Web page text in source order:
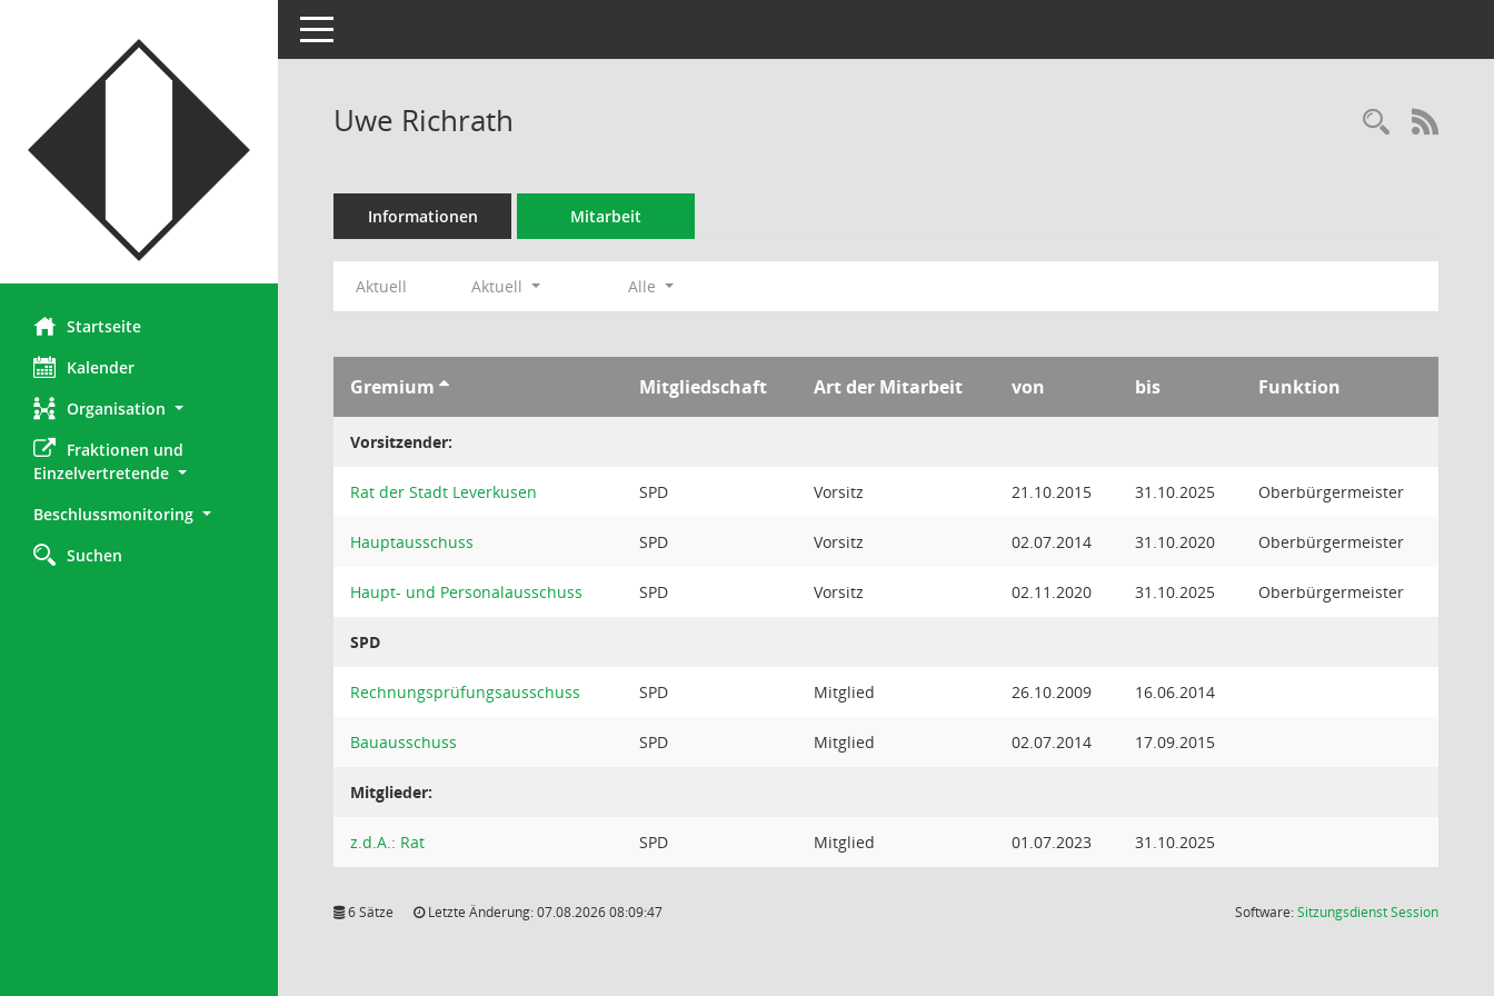
Startseite
Kalender
Organisation
Fraktionen und
Einzelvertretende
Beschlussmonitoring
Suchen
Toggle navigation
Uwe Richrath
Informationen Mitarbeit
Aktuell Aktuell Alle
Gremium Mitgliedschaft Art der Mitarbeit von bis Funktion
Vorsitzender:
Rat der Stadt Leverkusen SPD Vorsitz 21.10.2015 31.10.2025 Oberbürgermeister
Hauptausschuss SPD Vorsitz 02.07.2014 31.10.2020 Oberbürgermeister
Haupt- und Personalausschuss SPD Vorsitz 02.11.2020 31.10.2025 Oberbürgermeister
SPD
Rechnungsprüfungsausschuss SPD Mitglied 26.10.2009 16.06.2014
Bauausschuss SPD Mitglied 02.07.2014 17.09.2015
Mitglieder:
z.d.A.: Rat SPD Mitglied 01.07.2023 31.10.2025
6 Sätze Letzte Änderung: 07.08.2026 08:09:47 Software:SitzungsdienstSession(Wird in